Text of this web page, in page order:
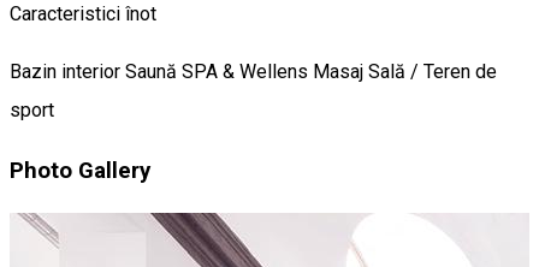
Caracteristici înot
Bazin interior Saună SPA & Wellens Masaj Sală / Teren de
sport
Photo Gallery